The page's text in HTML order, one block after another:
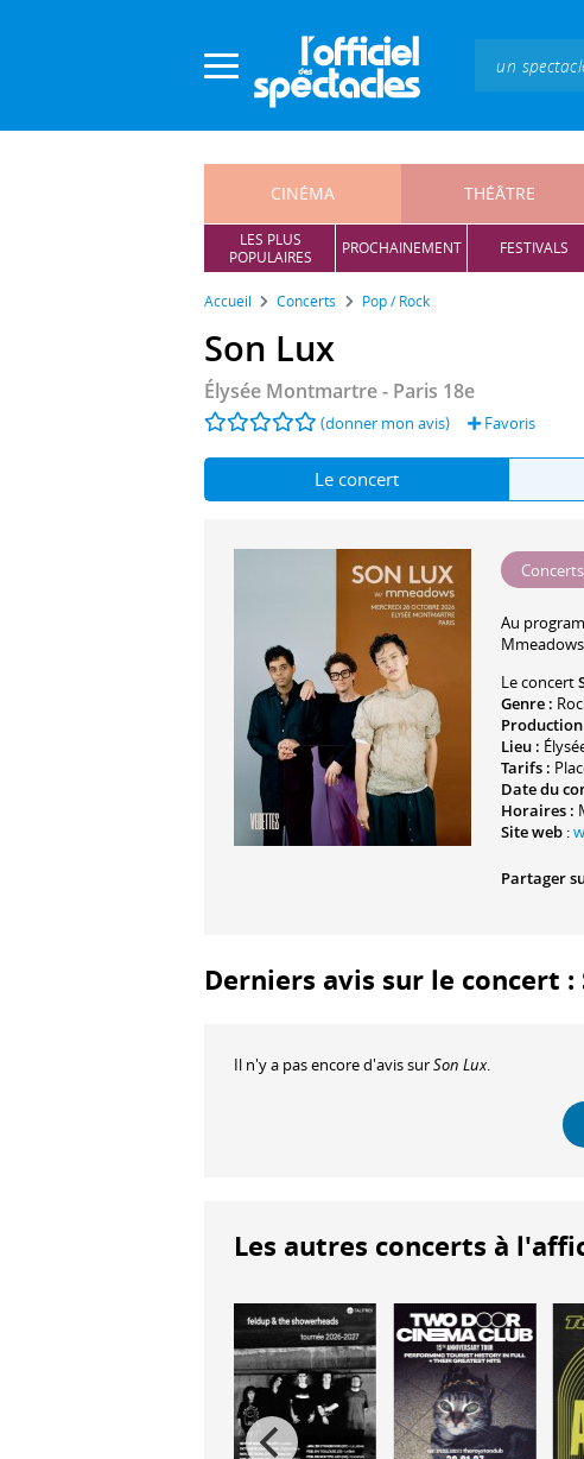
CINÉMA THÉÂTRE
LES PLUS
POPULAIRES
PROCHAINEMENT FESTIVALS
Accueil Concerts Pop / Rock
Son Lux
Élysée Montmartre- Paris 18e
(donner mon avis) Favoris
Le concert
Concerts
Au
Mmeadows
Le concert
Genre :
Lieu :
Tarifs :
Date du
Horaires :
Site web :
Partager
Derniers avis sur le concert :
Il n'y a pas encore d'avis surSon Lux.
Les autres concerts à